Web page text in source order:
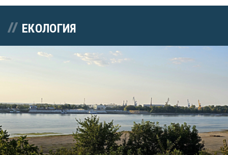
ЕКОЛОГИЯ